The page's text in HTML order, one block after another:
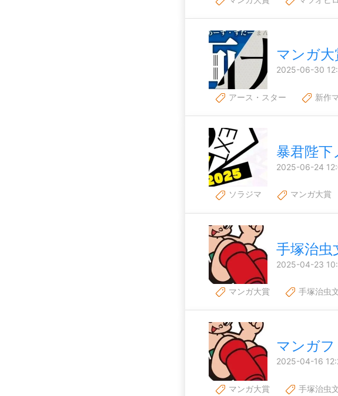
マンガ大
2025-06-30
アース・スター 新作
暴君陛下
2025-06-24
ソラジマ マンガ大賞
手塚治虫
2025-04-23
マンガ大賞 手塚治虫
マンガフ
2025-04-16
マンガ大賞 手塚治虫